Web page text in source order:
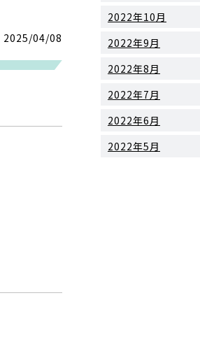
2025/04/08
2022年10月
2022年9月
2022年8月
2022年7月
2022年6月
2022年5月